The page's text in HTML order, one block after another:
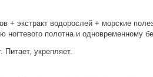
+ экстракт водорослей + морские
полотна и одновременному
укрепляет.